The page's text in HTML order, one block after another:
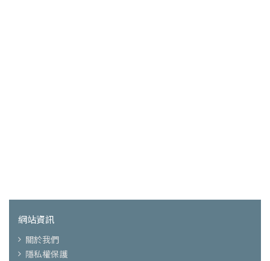
網站資訊
關於我們
隱私權保護